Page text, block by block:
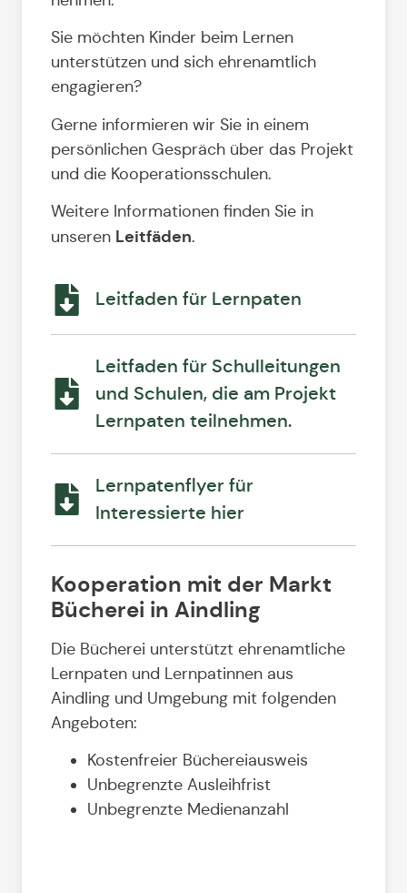
Sie möchten Kinder beim Lernen
unterstützen und sich ehrenamtlich
engagieren?
Gerne informieren wir Sie in einem
persönlichen Gespräch über das Projekt
und die Kooperationsschulen.
Weitere Informationen finden Sie in
unseren Leitfäden.
Leitfaden für Lernpaten
Leitfaden für Schulleitungen
und Schulen, die am Projekt
Lernpaten teilnehmen.
Lernpatenflyer für
Interessierte hier
Kooperation mit der Markt
Bücherei in Aindling
Die Bücherei unterstützt ehrenamtliche
Lernpaten und Lernpatinnen aus
Aindling und Umgebung mit folgenden
Angeboten:
Kostenfreier Büchereiausweis
Unbegrenzte Ausleihfrist
Unbegrenzte Medienanzahl